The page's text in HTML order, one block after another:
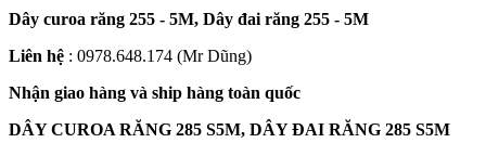
Dây curoa răng 255 - 5M, Dây đai răng 255 - 5M
Liên hệ : 0978.648.174 (Mr Dũng)
Nhận giao hàng và ship hàng toàn quốc
DÂY CUROA RĂNG 285 S5M, DÂY ĐAI RĂNG 285 S5M